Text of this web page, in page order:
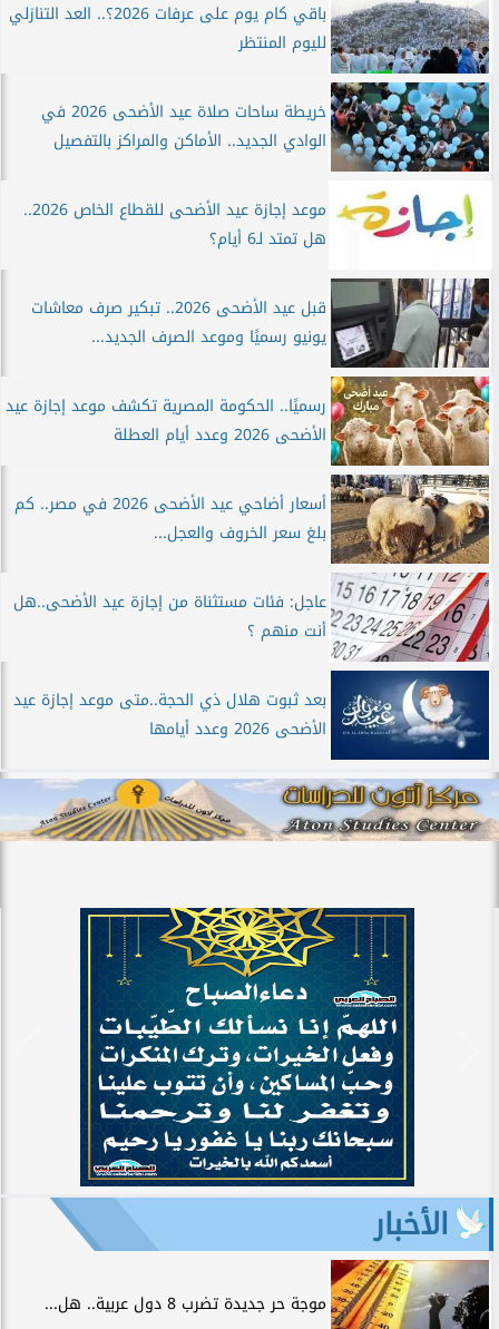
باقي كام يوم على عرفات 2026؟.. العد التنازلي
لليوم المنتظر
خريطة ساحات صلاة عيد الأضحى 2026 في
الوادي الجديد.. الأماكن والمراكز بالتفصيل
موعد إجازة عيد الأضحى للقطاع الخاص 2026..
هل تمتد لـ6 أيام؟
قبل عيد الأضحى 2026.. تبكير صرف معاشات
يونيو رسميًا وموعد الصرف الجديد...
رسميًا.. الحكومة المصرية تكشف موعد إجازة عيد
الأضحى 2026 وعدد أيام العطلة
أسعار أضاحي عيد الأضحى 2026 في مصر.. كم
بلغ سعر الخروف والعجل...
عاجل: فئات مستثناة من إجازة عيد الأضحى..هل
أنت منهم ؟
بعد ثبوت هلال ذي الحجة..متى موعد إجازة عيد
الأضحى 2026 وعدد أيامها
الأخبار
موجة حر جديدة تضرب 8 دول عربية.. هل...